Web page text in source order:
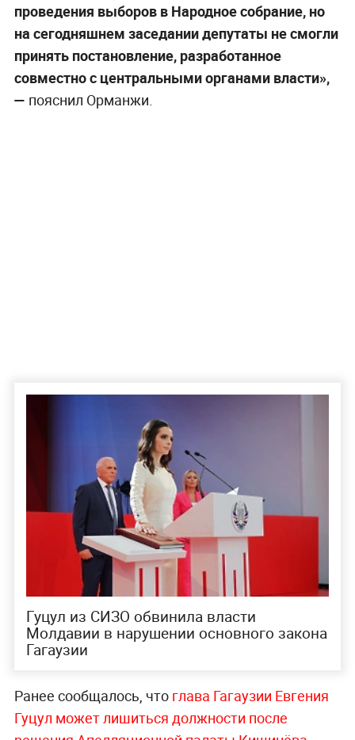
проведения выборов в Народное собрание, но
на сегодняшнем заседании депутаты не смогли
принять постановление, разработанное
совместно с центральными органами власти»,
— пояснил Орманжи.
Гуцул из СИЗО обвинила власти
Молдавии в нарушении основного закона
Гагаузии
Ранее сообщалось, чтоглава Гагаузии Евгения
Гуцул может лишиться должности после